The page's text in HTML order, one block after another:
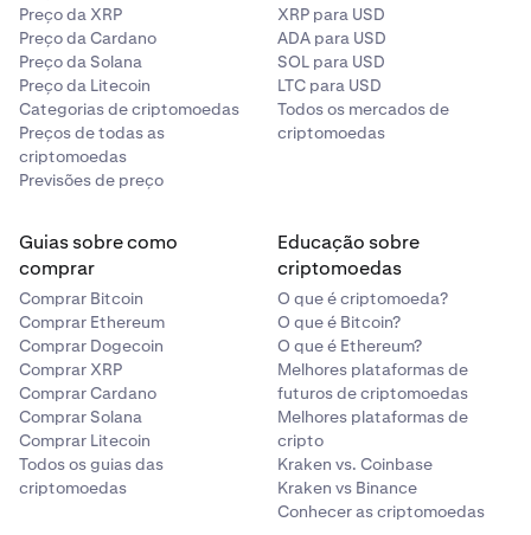
não são creditadas automaticamente nas contas
dos utilizadores.
• Depósito não creditado:
na Kraken, empenhamo-
nos em garantir que todos os depósitos são
processados de forma eficiente e segura. No
entanto, em casos raros, uma transação recebida
pode não ser automaticamente creditada na conta
razões, como congestionamento da rede,
confirmações de blockchain atrasadas ou
discrepâncias nos detalhes da transação. Isto não é
um erro dos utilizadores e os fundos podem ser
facilmente recuperados entrando em contato com a
nossa equipa de suporte.
Depositar ativos não listados em redes não suportadas
500 USD
Reembolso
•
As taxas estão sujeitas a alterações com base na
complexidade e no esforço necessário para
processar a recuperação.
•
Alguns casos podem não ser recuperáveis devido a
limitações da blockchain.
•
As taxas serão comunicadas antecipadamente antes
de prosseguir com a recuperação.
•
Recuperações de alto valor ou recuperações que
exigem intervenção manual podem demorar mais.
Preço da XRP
Preço da Cardano
Preço da Solana
Preço da Litecoin
Categorias de criptomoedas
Preços de todas as
criptomoedas
Previsões de preço
XRP para USD
ADA para USD
SOL para USD
LTC para USD
Todos os mercados de
criptomoedas
Guias sobre como
comprar
Comprar Bitcoin
Comprar Ethereum
Comprar Dogecoin
Comprar XRP
Comprar Cardano
Comprar Solana
Comprar Litecoin
Todos os guias das
criptomoedas
Educação sobre
criptomoedas
O que é criptomoeda?
O que é Bitcoin?
O que é Ethereum?
Melhores plataformas de
futuros de criptomoedas
Melhores plataformas de
cripto
Kraken vs. Coinbase
Kraken vs Binance
Conhecer as criptomoedas